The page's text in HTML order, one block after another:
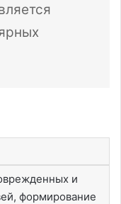
и
формирование